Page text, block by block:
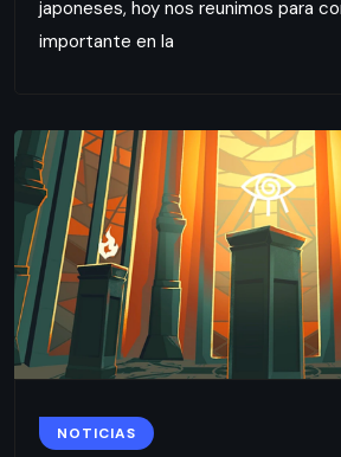
japoneses, hoy nos reunimos para
importante en la
NOTICIAS